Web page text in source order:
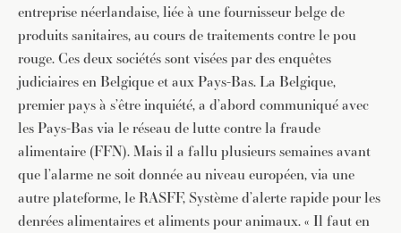
entreprise néerlandaise, liée à une fournisseur belge de
produits sanitaires, au cours de traitements contre le pou
rouge. Ces deux sociétés sont visées par des enquêtes
judiciaires en Belgique et aux Pays-Bas. La Belgique,
premier pays à s’être inquiété, a d’abord communiqué avec
les Pays-Bas via le réseau de lutte contre la fraude
alimentaire (FFN). Mais il a fallu plusieurs semaines avant
que l’alarme ne soit donnée au niveau européen, via une
autre plateforme, le RASFF, Système d’alerte rapide pour les
denrées alimentaires et aliments pour animaux. « Il faut en